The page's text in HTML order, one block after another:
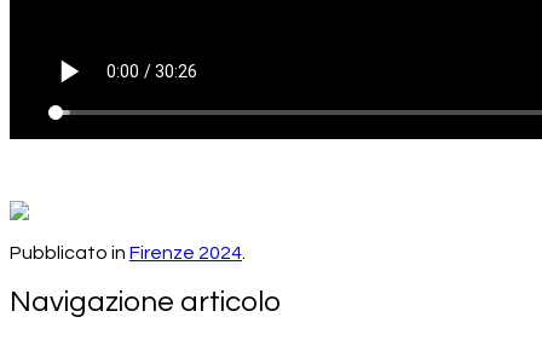
Pubblicato in Firenze 2024
Navigazione articolo